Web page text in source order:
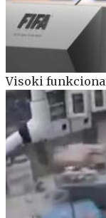
Visoki